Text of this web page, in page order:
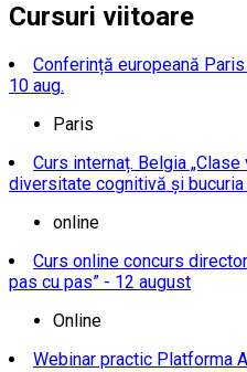
Cursuri viitoare
Conferință europeană
10 aug.
Paris
Curs internaț. Belgia
diversitate cognitivă și bucuria
online
Curs online concurs
pas cu pas” - 12 august
Online
Webinar practic Platforma